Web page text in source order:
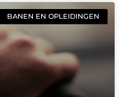
BANEN EN OPLEIDINGEN